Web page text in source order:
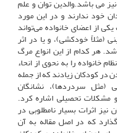
می باشد.والدین توان و علم
خود ندارند و در این مورد
از اعضای خانواده می‌تواند
(مثلاً خودکشی)، و یا در اثر
هر کدام از این انواع مرگ
خانواده را به نحوی از انحاء
کودکان زیادند که از جمله
(مثل سردردها)، نشانگان
مشکلات تحصیلی اشاره کرد.
نیز اثرات بسیار نامطلوبی در
که در اصل مقاله به آن